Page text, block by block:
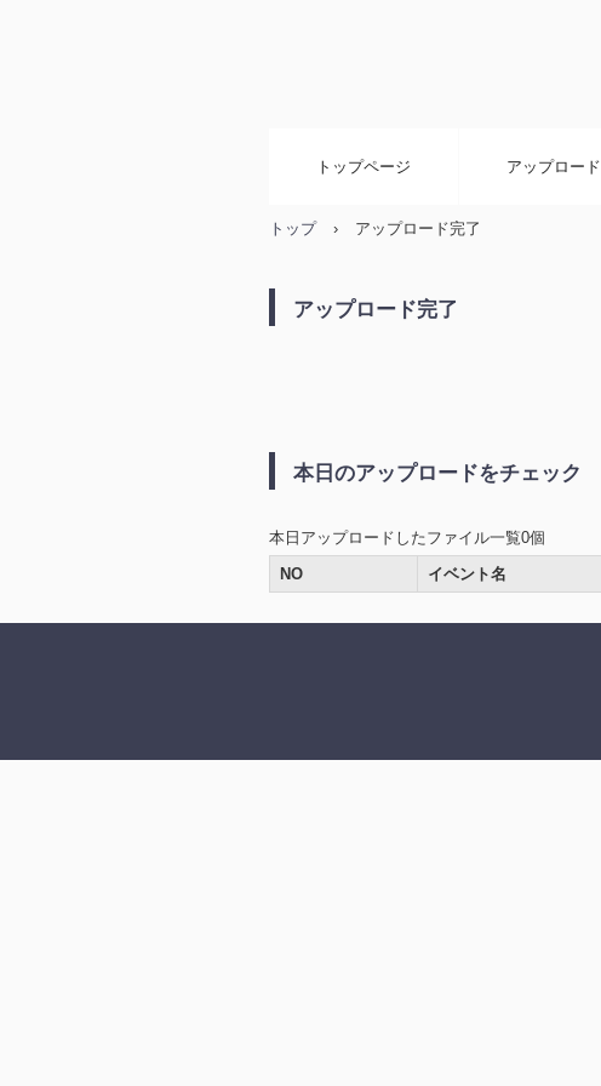
トップページ アップロード
トップ › アップロード完了
アップロード完了
本日のアップロードをチェック
本日アップロードしたファイル一覧0個
NO
イベント名